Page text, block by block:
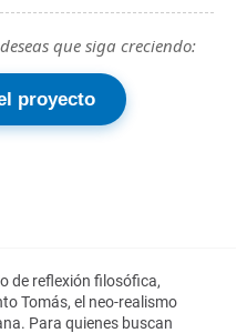
que siga creciendo:
proyecto
de reflexión filosófica,
Tomás, el neo-realismo
Para quienes buscan